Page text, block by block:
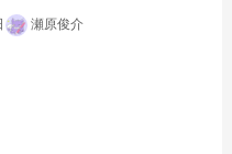
瀬原俊介